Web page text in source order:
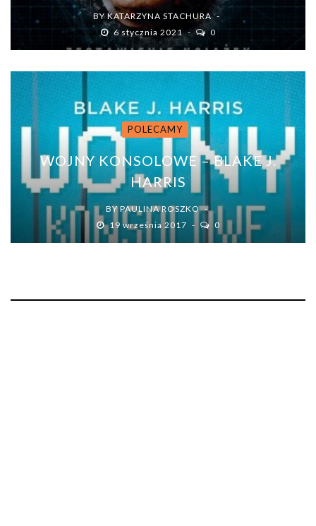
BY KATARZYNA STACHURA
6 stycznia 2021
0
POLECAMY
WOJNY KONSOLOWE – BLAKE J.
HARRIS
BYPAULINA ROSZKO
19 września 2017
0